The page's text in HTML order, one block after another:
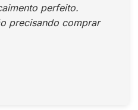
perfeito.
precisando comprar